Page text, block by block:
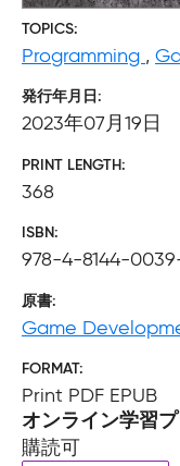
TOPICS
Programming ,
発行年月日
2023年07月19日
PRINT LENGTH
368
ISBN
978-4-8144-
原書
Game
FORMAT
Print PDF EPUB
オンライン学習
購読可